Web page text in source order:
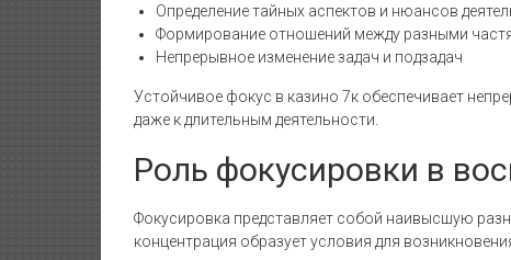
Определение тайных аспектов и нюансов
Формирование отношений между разными
Непрерывное изменение задач и подзадач
Устойчивое фокус в казино 7к обеспечивает
даже к длительным деятельности.
Роль фокусировки в
Фокусировка представляет собой наивысшую
концентрация образует условия для